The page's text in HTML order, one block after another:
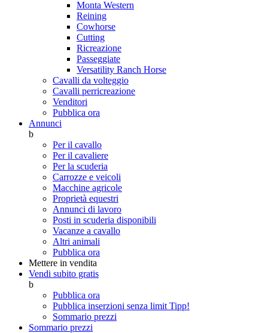
Monta Western
Reining
Cowhorse
Cutting
Ricreazione
Passeggiate
Versatility Ranch Horse
Cavalli da volteggio
Cavalli perricreazione
Venditori
Pubblica ora
Annunci
b
Per il cavallo
Per il cavaliere
Per la scuderia
Carrozze e veicoli
Macchine agricole
Proprietà equestri
Annunci di lavoro
Posti in scuderia disponibili
Vacanze a cavallo
Altri animali
Pubblica ora
Mettere in vendita
Vendi subito gratis
b
Pubblica ora
Pubblica inserzioni senza limit Tipp!
Sommario prezzi
Sommario prezzi